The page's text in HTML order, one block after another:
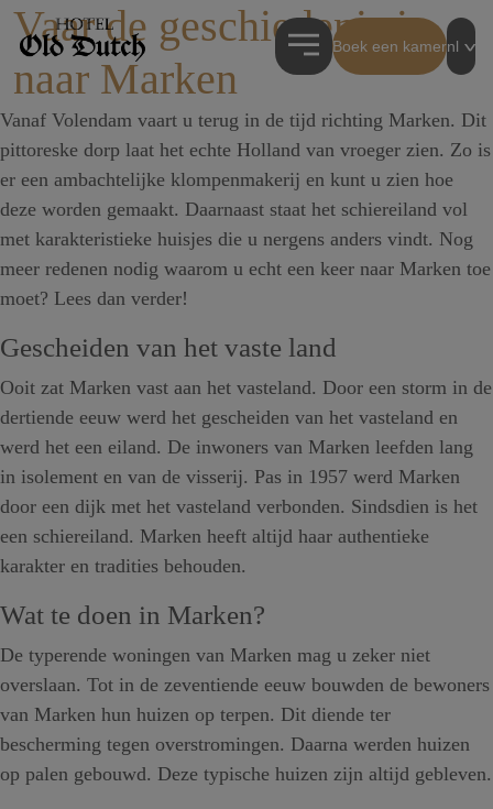
Boek een kamernl
Vaar de geschiedenis in
naar Marken
Vanaf Volendam vaart u terug in de tijd richting Marken. Dit
pittoreske dorp laat het echte Holland van vroeger zien. Zo is
er een ambachtelijke klompenmakerij en kunt u zien hoe
deze worden gemaakt. Daarnaast staat het schiereiland vol
met karakteristieke huisjes die u nergens anders vindt. Nog
meer redenen nodig waarom u echt een keer naar Marken toe
moet? Lees dan verder!
Gescheiden van het vaste land
Ooit zat Marken vast aan het vasteland. Door een storm in de
dertiende eeuw werd het gescheiden van het vasteland en
werd het een eiland. De inwoners van Marken leefden lang
in isolement en van de visserij. Pas in 1957 werd Marken
door een dijk met het vasteland verbonden. Sindsdien is het
een schiereiland. Marken heeft altijd haar authentieke
karakter en tradities behouden.
Wat te doen in Marken?
De typerende woningen van Marken mag u zeker niet
overslaan. Tot in de zeventiende eeuw bouwden de bewoners
van Marken hun huizen op terpen. Dit diende ter
bescherming tegen overstromingen. Daarna werden huizen
op palen gebouwd. Deze typische huizen zijn altijd gebleven.